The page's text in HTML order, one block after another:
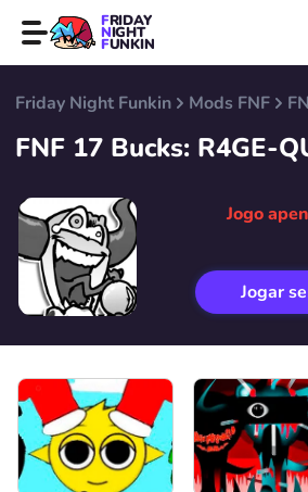
FRIDAY
NIGHT
FUNKIN
Friday Night Funkin Mods FNF
FNF 17 Bucks: R4GE-
Jogo
Jogar